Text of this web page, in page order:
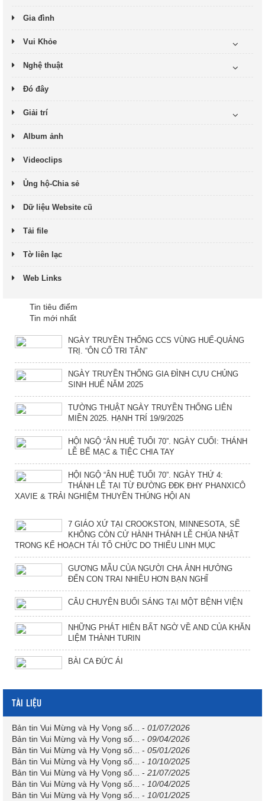
Gia đình
Vui Khỏe
Nghệ thuật
Đó đây
Giải trí
Album ảnh
Videoclips
Ủng hộ-Chia sẻ
Dữ liệu Website cũ
Tải file
Tờ liên lạc
Web Links
Tin tiêu điểm
Tin mới nhất
NGÀY TRUYỀN THỐNG CCS VÙNG HUẾ-QUẢNG
TRỊ. “ÔN CỐ TRI TÂN”
NGÀY TRUYỀN THỐNG GIA ĐÌNH CỰU CHỦNG
SINH HUẾ NĂM 2025
TƯỜNG THUẬT NGÀY TRUYỀN THỐNG LIÊN
MIỀN 2025. HẠNH TRÍ 19/9/2025
HỘI NGỘ “ÂN HUỆ TUỔI 70”. NGÀY CUỐI: THÁNH
LỄ BẾ MẠC & TIỆC CHIA TAY
HỘI NGỘ “ÂN HUỆ TUỔI 70”. NGÀY THỨ 4:
THÁNH LỄ TẠI TỪ ĐƯỜNG ĐĐK ĐHY PHANXICÔ
XAVIE & TRẢI NGHIỆM THUYỀN THÚNG HỘI AN
7 GIÁO XỨ TẠI CROOKSTON, MINNESOTA, SẼ
KHÔNG CÒN CỬ HÀNH THÁNH LỄ CHÚA NHẬT
TRONG KẾ HOẠCH TÁI TỔ CHỨC DO THIẾU LINH MỤC
GƯƠNG MẪU CỦA NGƯỜI CHA ẢNH HƯỞNG
ĐẾN CON TRAI NHIỀU HƠN BẠN NGHĨ
CÂU CHUYỆN BUỔI SÁNG TẠI MỘT BỆNH VIỆN
NHỮNG PHÁT HIÊN BẤT NGỜ VỀ AND CỦA KHĂN
LIỆM THÀNH TURIN
BÀI CA ĐỨC ÁI
TÀI LIỆU
Bản tin Vui Mừng và Hy Vọng số... - 01/07/2026
Bản tin Vui Mừng và Hy Vọng số... - 09/04/2026
Bản tin Vui Mừng và Hy Vọng số... - 05/01/2026
Bản tin Vui Mừng và Hy Vọng số... - 10/10/2025
Bản tin Vui Mừng và Hy Vọng số... - 21/07/2025
Bản tin Vui Mừng và Hy Vọng số... - 10/04/2025
Bản tin Vui Mừng và Hy Vọng số... - 10/01/2025